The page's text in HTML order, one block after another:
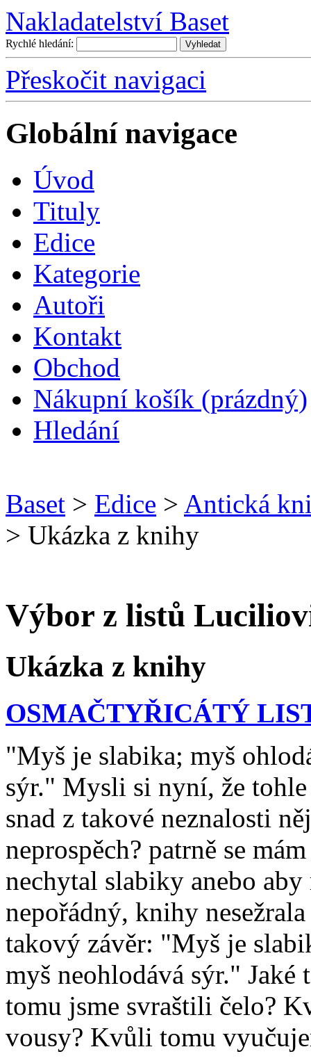
Nakladatelství Baset
Rychlé hledání:
Přeskočit navigaci
Globální navigace
Úvod
Tituly
Edice
Kategorie
Autoři
Kontakt
Obchod
Nákupní košík (prázdný)
Hledání
Baset > Edice > Antická
> Ukázka z knihy
Výbor z listů
Ukázka z knihy
OSMAČTYŘICÁTÝ
"Myš je slabika; myš
sýr." Mysli si nyní, že
snad z takové neznalosti
neprospěch? patrně se
nechytal slabiky anebo
nepořádný, knihy
takový závěr: "Myš je
myš neohlodává sýr."
tomu jsme svraštili čelo?
vousy? Kvůli tomu